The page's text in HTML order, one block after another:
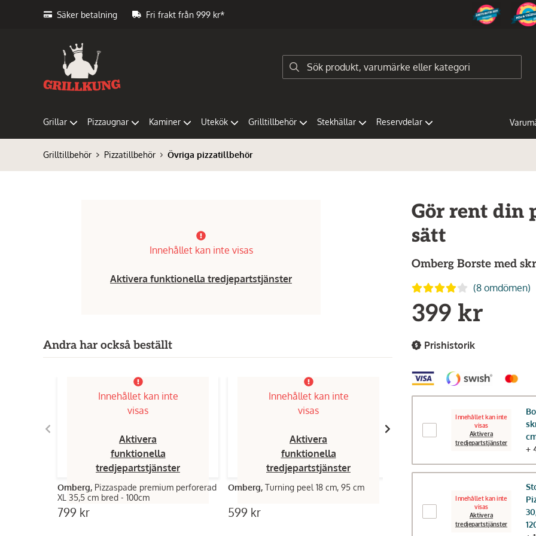
Säker betalning Fri frakt från 999 kr*
Grillar Pizzaugnar Kaminer Utekök Grilltillbehör Stekhällar Reservdelar
Grilltillbehör Pizzatillbehör Övriga pizzatillbehör
Innehållet kan inte visas
Aktivera funktionella tredjepartstjänster
Andra har också beställt
Innehållet kan inte
visas
Aktivera
funktionella
tredjepartstjänster
Omberg, Pizzaspade premium perforerad
XL 35,5 cm bred - 100cm
799 kr
Innehållet kan inte
visas
Aktivera
funktionella
tredjepartstjänster
Omberg, Turning peel 18 cm, 95 cm
599 kr
Innehållet kan inte
Aktivera
tredjepartstjänster
Azzurra pizzaspade 33x33
Gör rent din
sätt
Omberg Borste med
(8 omdömen)
399 kr
Prishistorik
Innehållet kan inte
visas
Aktivera
tredjepartstjänster
+
Innehållet kan inte
visas
Aktivera
tredjepartstjänster